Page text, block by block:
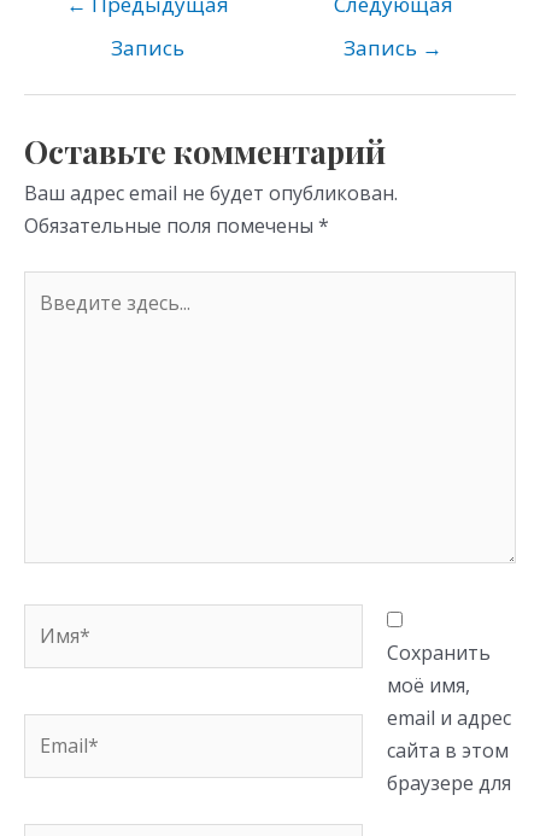
o
kl
as
ni
ki
gr
a
m p
Запись
Запись →
Оставьте комментарий
Ваш адрес email не будет опубликован.
Обязательные поля помечены *
здесь...
Сохранить
моё имя,
email и адрес
сайта в этом
браузере для